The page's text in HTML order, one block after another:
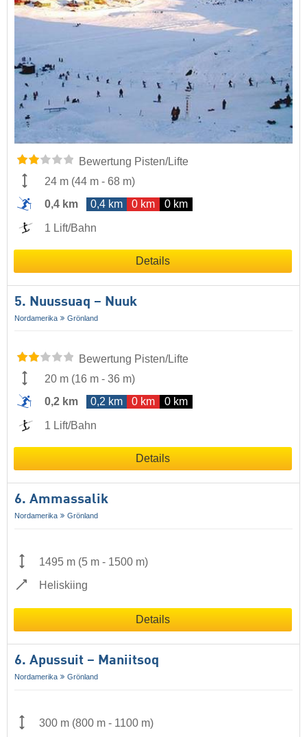
Bewertung Pisten/Lifte
24 m (44 m - 68 m)
0,4 km
0,4 km 0 km 0 km
1 Lift/Bahn
Details
5. Nuussuaq – Nuuk
Nordamerika Grönland
Bewertung Pisten/Lifte
20 m (16 m - 36 m)
0,2 km
0,2 km 0 km 0 km
1 Lift/Bahn
Details
6. Ammassalik
Nordamerika Grönland
1495 m (5 m - 1500 m)
Heliskiing
Details
6. Apussuit – Maniitsoq
Nordamerika Grönland
300 m (800 m - 1100 m)